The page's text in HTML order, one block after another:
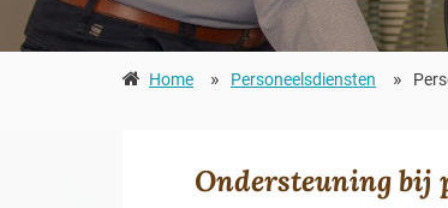
Home » Personeelsdiensten »
Ondersteuning bij